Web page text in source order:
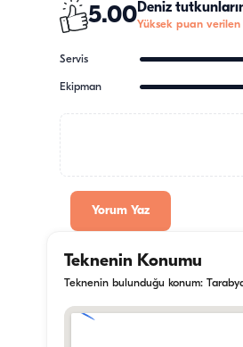
5.00Deniz
Yüksek puan
Servis
Ekipman
Yorum Yaz
Teknenin Konumu
Teknenin bulunduğu konum: